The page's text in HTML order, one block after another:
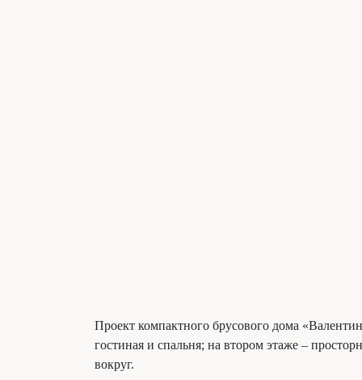
Проект компактного брусового дома
гостиная и спальня; на втором этаже –
вокруг.